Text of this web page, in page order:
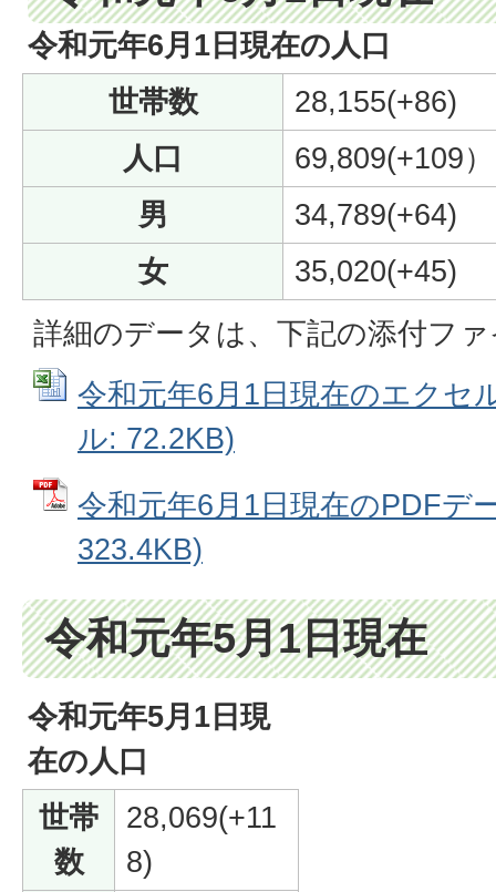
令和元年6月1日現在の人口
世帯数
28,155(+86)
人口
69,809(+109）
男
34,789(+64)
女
35,020(+45)
詳細のデータは、下記の添付フ
令和元年6月1日現在のエクセ
ル: 72.2KB)
令和元年6月1日現在のPDFデ
323.4KB)
令和元年5月1日現在
令和元年5月1日現
在の人口
世帯
数
28,069(+11
8)